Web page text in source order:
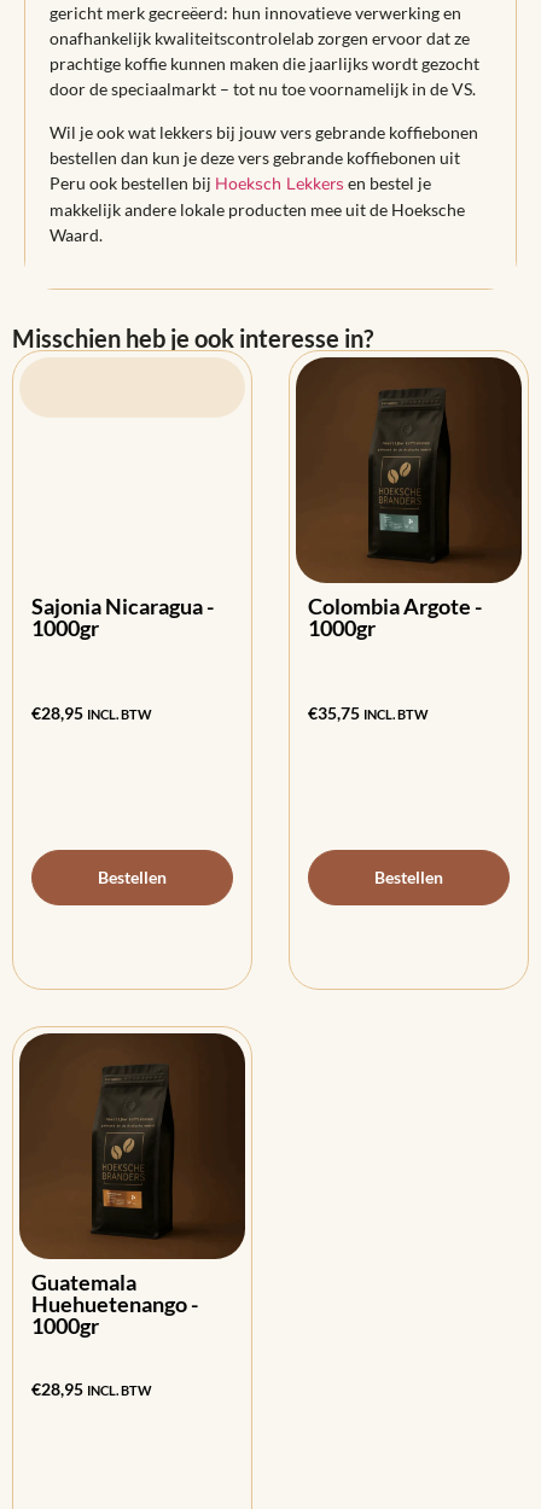
gericht merk gecreëerd: hun innovatieve verwerking en
onafhankelijk kwaliteitscontrolelab zorgen ervoor dat ze
prachtige koffie kunnen maken die jaarlijks wordt gezocht
door de speciaalmarkt – tot nu toe voornamelijk in de VS.
Wil je ook wat lekkers bij jouw vers gebrande koffiebonen
bestellen dan kun je deze vers gebrande koffiebonen uit
Peru ook bestellen bij Hoeksch Lekkers en bestel je
makkelijk andere lokale producten mee uit de Hoeksche
Waard.
Misschien heb je ook interesse in?
Sajonia Nicaragua -
1000gr
€28,95 INCL. BTW
Bestellen
Colombia Argote -
1000gr
€35,75 INCL. BTW
Bestellen
Guatemala
Huehuetenango -
1000gr
€28,95 INCL. BTW